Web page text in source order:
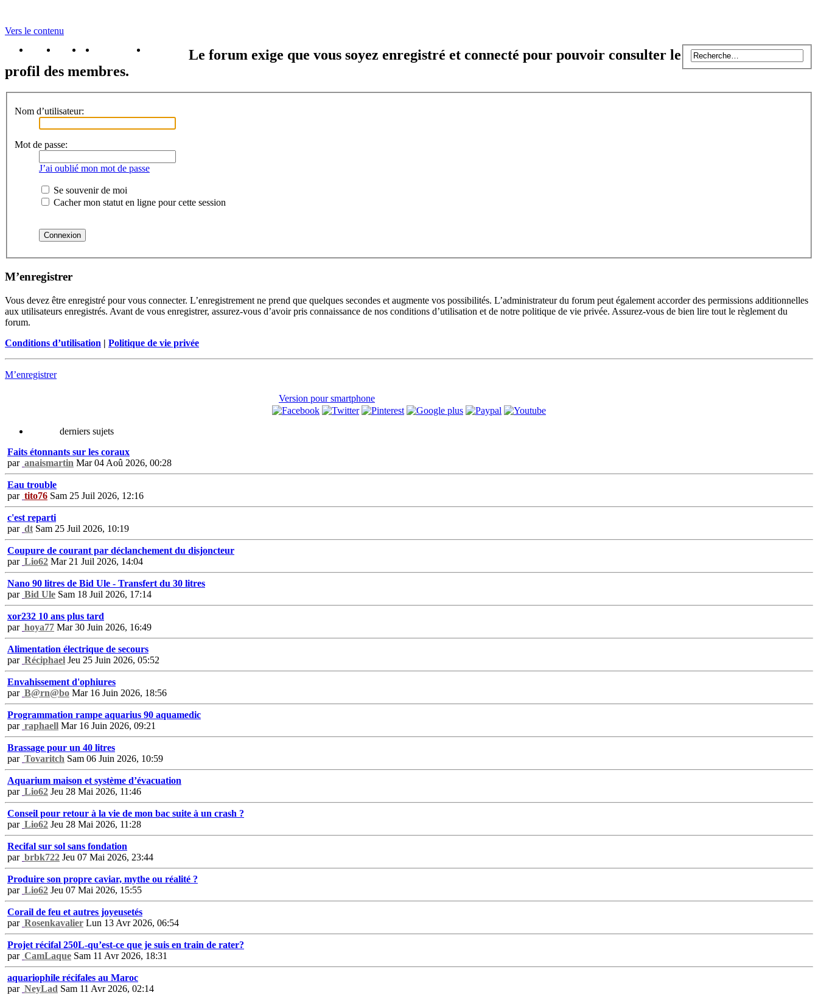
Vers le contenu
portail
forum faq m'enregister
Le forum exige que vous soyez enregistré et connecté pour pouvoir consulter le
profil des membres.
Nom d’utilisateur:
Mot de passe:
J’ai oublié mon mot de passe
Se souvenir de moi
Cacher mon statut en ligne pour cette session
M’enregistrer
Vous devez être enregistré pour vous connecter. L’enregistrement ne prend que quelques secondes et augmente vos possibilités. L’administrateur du forum peut également accorder des permissions additionnelles
aux utilisateurs enregistrés. Avant de vous enregistrer, assurez-vous d’avoir pris connaissance de nos conditions d’utilisation et de notre politique de vie privée. Assurez-vous de bien lire tout le règlement du
forum.
Conditions d’utilisation | Politique de vie privée
M’enregistrer
Version pour smartphone
derniers sujets
Faits étonnants sur les coraux
par anaismartin Mar 04 Aoû 2026, 00:28
Eau trouble
par tito76 Sam 25 Juil 2026, 12:16
c'est reparti
par dt Sam 25 Juil 2026, 10:19
Coupure de courant par déclanchement du disjoncteur
par Lio62 Mar 21 Juil 2026, 14:04
Nano 90 litres de Bid Ule - Transfert du 30 litres
par Bid Ule Sam 18 Juil 2026, 17:14
xor232 10 ans plus tard
par hoya77 Mar 30 Juin 2026, 16:49
Alimentation électrique de secours
par Réciphael Jeu 25 Juin 2026, 05:52
Envahissement d'ophiures
par B@rn@bo Mar 16 Juin 2026, 18:56
Programmation rampe aquarius 90 aquamedic
par raphaell Mar 16 Juin 2026, 09:21
Brassage pour un 40 litres
par Tovaritch Sam 06 Juin 2026, 10:59
Aquarium maison et système d’évacuation
par Lio62 Jeu 28 Mai 2026, 11:46
Conseil pour retour à la vie de mon bac suite à un crash ?
par Lio62 Jeu 28 Mai 2026, 11:28
Recifal sur sol sans fondation
par brbk722 Jeu 07 Mai 2026, 23:44
Produire son propre caviar, mythe ou réalité ?
par Lio62 Jeu 07 Mai 2026, 15:55
Corail de feu et autres joyeusetés
par Rosenkavalier Lun 13 Avr 2026, 06:54
Projet récifal 250L-qu’est-ce que je suis en train de rater?
par CamLaque Sam 11 Avr 2026, 18:31
aquariophile récifales au Maroc
par NeyLad Sam 11 Avr 2026, 02:14